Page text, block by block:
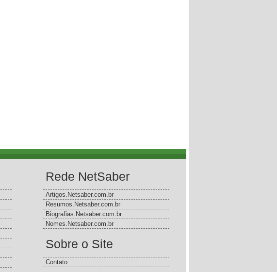
Rede NetSaber
Artigos.Netsaber.com.br
Resumos.Netsaber.com.br
Biografias.Netsaber.com.br
Nomes.Netsaber.com.br
Sobre o Site
Contato